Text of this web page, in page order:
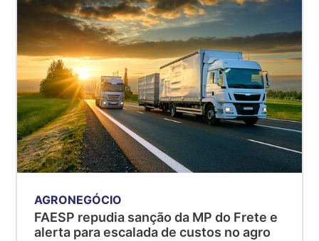
R$ 5,08
kg
Suíno - Estadual
MG
R$ 5,07
kg
Suíno - Estadual
PR
R$ 4,53
Suíno - Estadual
SC
AGRONEGÓCIO
FAESP repudia sanção da MP do Frete e
alerta para escalada de custos no agro